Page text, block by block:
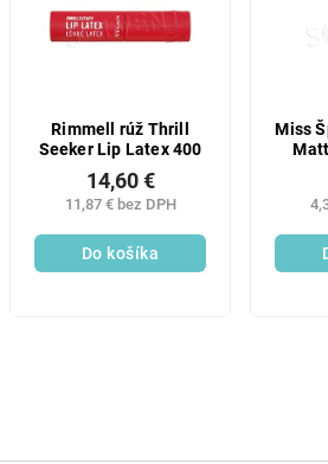
Rimmell rúž Thrill
Seeker Lip Latex 400
11,87 € bez DPH
14,60 €
Do košíka
Miss